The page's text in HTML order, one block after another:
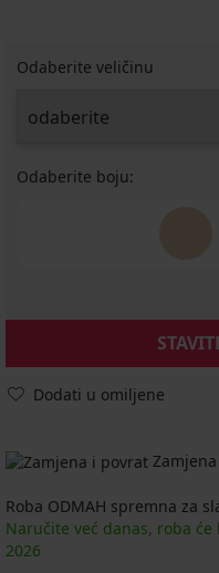
Odaberite veličinu
Odaberite boju:
Dodati u omiljene
Roba ODMAH spremna za
Naručite već danas, roba će
2026